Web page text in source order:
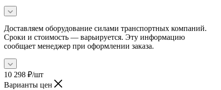
Доставляем оборудование силами транспортных компаний.
Сроки и стоимость — варьируется. Эту информацию
сообщает менеджер при оформлении заказа.
10 298 ₽/шт
Варианты цен